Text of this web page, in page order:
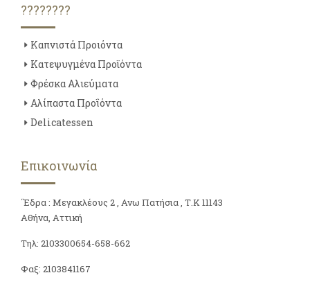
????????
Καπνιστά Προιόντα
Κατεψυγμένα Προϊόντα
Φρέσκα Αλιεύματα
Αλίπαστα Προΐόντα
Delicatessen
Επικοινωνία
΄Έδρα : Μεγακλέους 2 , Ανω Πατήσια , Τ.Κ 11143
Αθήνα, Αττική
Τηλ: 2103300654-658-662
Φαξ: 2103841167